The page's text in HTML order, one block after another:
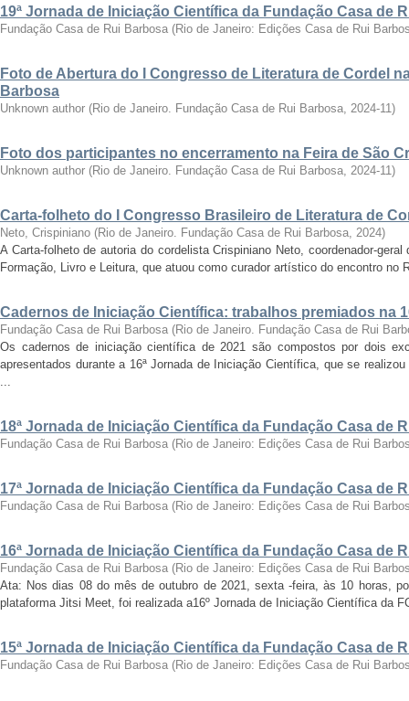
19ª Jornada de Iniciação Científica da Fundação Casa de
Fundação Casa de Rui Barbosa (Rio de Janeiro: Edições Casa de Rui
Foto de Abertura do I Congresso de Literatura de Cordel
Barbosa
Unknown author (Rio de Janeiro. Fundação Casa de Rui Barbosa, 2024-11)
Foto dos participantes no encerramento na Feira de São
Unknown author (Rio de Janeiro. Fundação Casa de Rui Barbosa, 2024-11)
Carta-folheto do I Congresso Brasileiro de Literatura de
Neto, Crispiniano (Rio de Janeiro. Fundação Casa de Rui Barbosa, 2024)
A Carta-folheto de autoria do cordelista Crispiniano Neto, coordenador-
Formação, Livro e Leitura, que atuou como curador artístico do encontro no
Cadernos de Iniciação Científica: trabalhos premiados na
Fundação Casa de Rui Barbosa (Rio de Janeiro. Fundação Casa de Rui
Os cadernos de iniciação científica de 2021 são compostos por dois
apresentados durante a 16ª Jornada de Iniciação Científica, que se
...
18ª Jornada de Iniciação Científica da Fundação Casa de
Fundação Casa de Rui Barbosa (Rio de Janeiro: Edições Casa de Rui
17ª Jornada de Iniciação Científica da Fundação Casa de
Fundação Casa de Rui Barbosa (Rio de Janeiro: Edições Casa de Rui
16ª Jornada de Iniciação Científica da Fundação Casa de
Fundação Casa de Rui Barbosa (Rio de Janeiro: Edições Casa de Rui
Ata: Nos dias 08 do mês de outubro de 2021, sexta -feira, às 10 horas,
plataforma Jitsi Meet, foi realizada a16º Jornada de Iniciação Científica da
15ª Jornada de Iniciação Científica da Fundação Casa de
Fundação Casa de Rui Barbosa (Rio de Janeiro: Edições Casa de Rui